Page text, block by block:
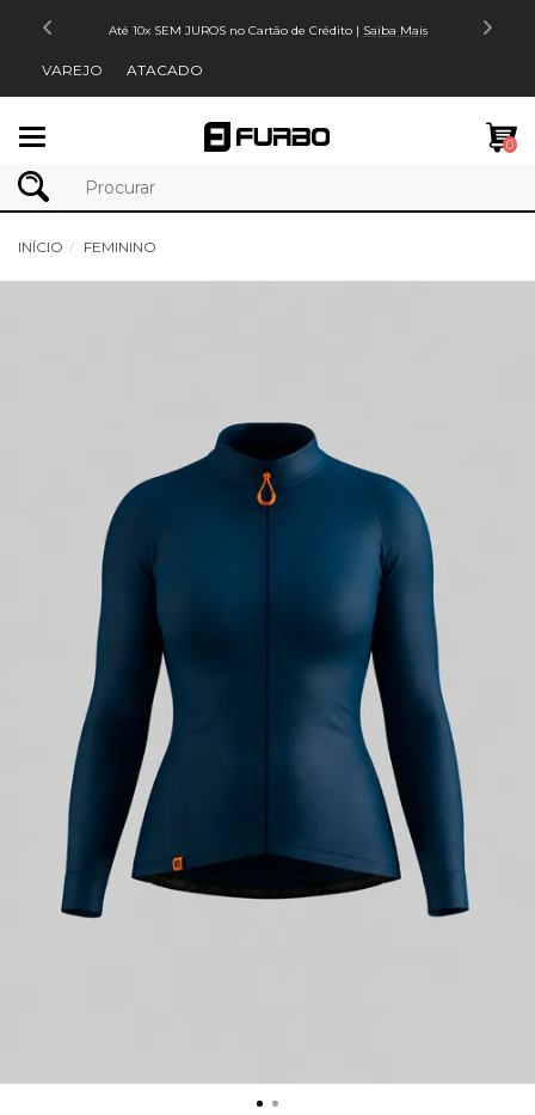
Até 10x SEM JUROS no Cartão de Crédito | Saiba Mais
VAREJO ATACADO
0
INÍCIO FEMININO